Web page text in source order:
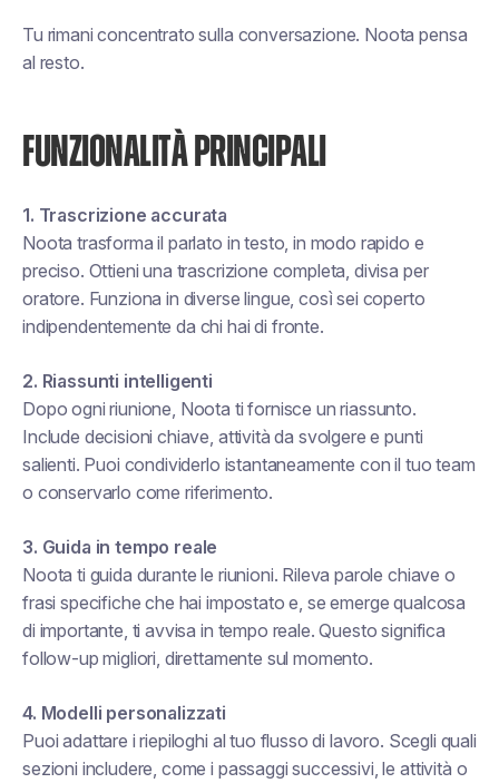
Tu rimani concentrato sulla conversazione. Noota pensa
al resto.
FUNZIONALITÀ PRINCIPALI
1. Trascrizione accurata
Noota trasforma il parlato in testo, in modo rapido e
preciso. Ottieni una trascrizione completa, divisa per
oratore. Funziona in diverse lingue, così sei coperto
indipendentemente da chi hai di fronte.
2. Riassunti intelligenti
Dopo ogni riunione, Noota ti fornisce un riassunto.
Include decisioni chiave, attività da svolgere e punti
salienti. Puoi condividerlo istantaneamente con il tuo team
o conservarlo come riferimento.
3. Guida in tempo reale
Noota ti guida durante le riunioni. Rileva parole chiave o
frasi specifiche che hai impostato e, se emerge qualcosa
di importante, ti avvisa in tempo reale. Questo significa
follow-up migliori, direttamente sul momento.
4. Modelli personalizzati
Puoi adattare i riepiloghi al tuo flusso di lavoro. Scegli quali
sezioni includere, come i passaggi successivi, le attività o